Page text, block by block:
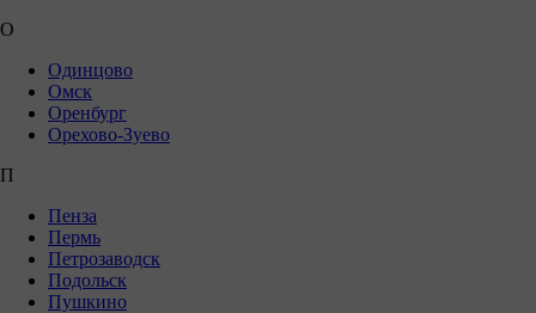
О
Одинцово
Омск
Оренбург
Орехово-Зуево
П
Пенза
Пермь
Петрозаводск
Подольск
Пушкино